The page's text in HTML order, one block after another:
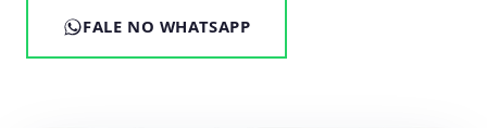
FALE NO WHATSAPP